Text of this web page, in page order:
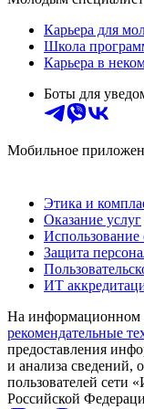
Карьера для
Школа
Карьера в
Боты для
Мобильное
Этика и
Оказание услуг
Использование
Защита
ИТ
На информационном
рекомендательные
предоставления
и анализа сведений,
пользователей сети
Российской